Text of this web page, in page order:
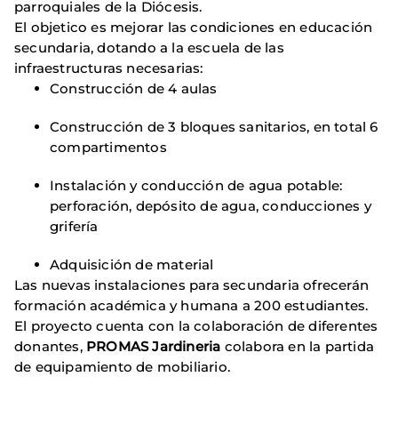
parroquiales de la Diócesis.
El objetico es mejorar las condiciones en educación
secundaria, dotando a la escuela de las
infraestructuras necesarias:
Construcción de 4 aulas
Construcción de 3 bloques sanitarios, en total 6
compartimentos
Instalación y conducción de agua potable:
perforación, depósito de agua, conducciones y
grifería
Adquisición de material
Las nuevas instalaciones para secundaria ofrecerán
formación académica y humana a 200 estudiantes.
El proyecto cuenta con la colaboración de diferentes
donantes, PROMAS Jardineria colabora en la partida
de equipamiento de mobiliario.